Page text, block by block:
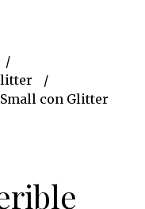
con Glitter